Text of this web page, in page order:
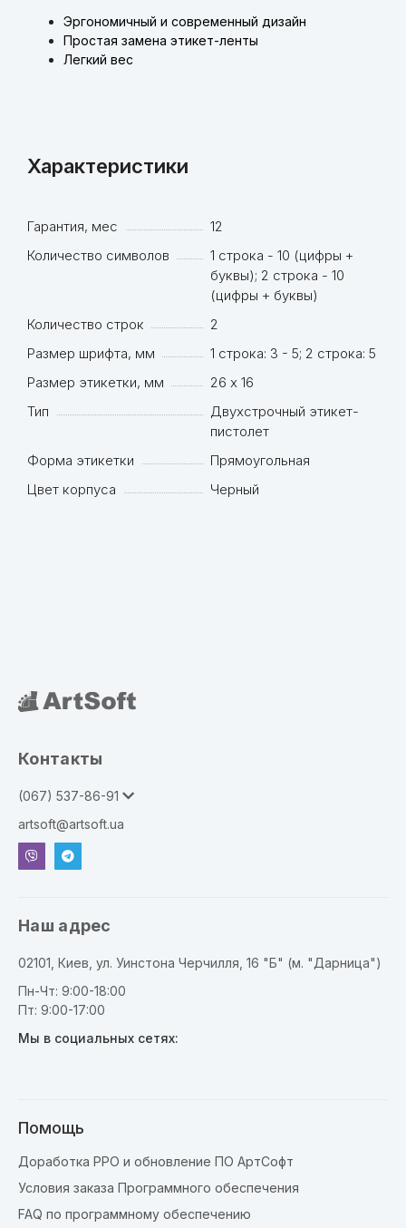
Эргономичный и современный дизайн
Простая замена этикет-ленты
Легкий вес
Характеристики
Гарантия, мес
12
Количество символов
1 строка - 10 (цифры +
буквы); 2 строка - 10
(цифры + буквы)
Количество строк
2
Размер шрифта, мм
1 строка: 3 - 5; 2 строка: 5
Размер этикетки, мм
26 х 16
Тип
Двухстрочный этикет-
пистолет
Форма этикетки
Прямоугольная
Цвет корпуса
Черный
Контакты
(067) 537-86-91
artsoft@artsoft.ua
Наш адрес
02101, Киев, ул. Уинстона Черчилля, 16 "Б" (м. "Дарница")
Пн-Чт: 9:00-18:00
Пт: 9:00-17:00
Мы в социальных сетях:
Помощь
Доработка РРО и обновление ПО АртСофт
Условия заказа Программного обеспечения
FAQ по программному обеспечению